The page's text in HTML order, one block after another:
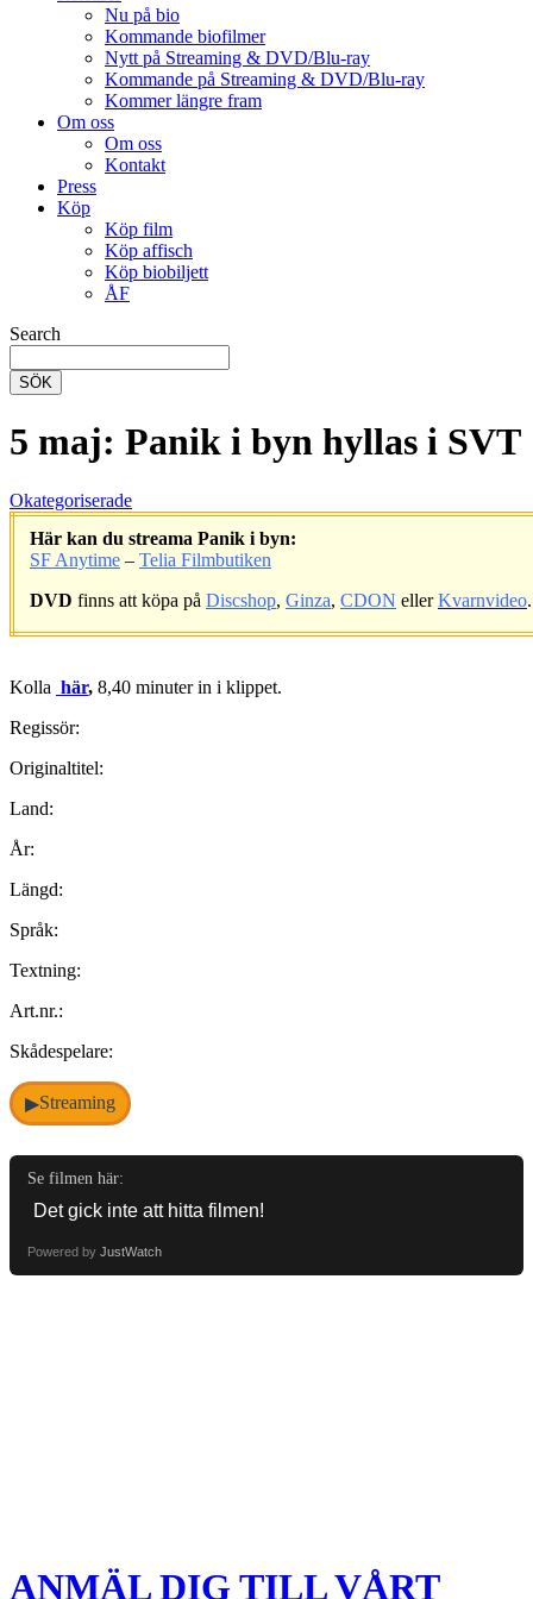
Nu på bio
Kommande biofilmer
Nytt på Streaming & DVD/Blu-ray
Kommande på Streaming & DVD/Blu-ray
Kommer längre fram
Om oss
Om oss
Kontakt
Press
Köp
Köp film
Köp affisch
Köp biobiljett
ÅF
Search
SÖK
5 maj: Panik i byn hyllas i SVT
Okategoriserade
Här kan du streama Panik i byn:
SF Anytime – Telia Filmbutiken
DVD finns att köpa på Discshop, Ginza, CDON ellerKvarnvideo.
Kolla här, 8,40 minuter in i klippet.
Regissör:
Originaltitel:
Land:
År:
Längd:
Språk:
Textning:
Art.nr.:
Skådespelare:
▶Streaming
Se filmen här:
Powered by JustWatch
ANMÄL DIG TILL VÅRT